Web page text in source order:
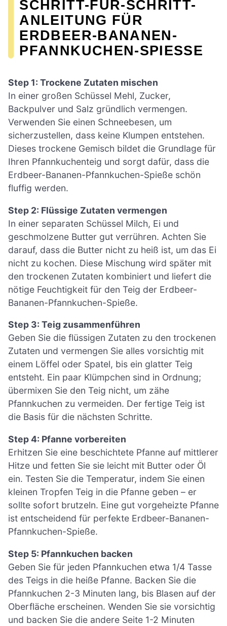
SCHRITT-FÜR-SCHRITT-
ANLEITUNG FÜR
ERDBEER-BANANEN-
PFANNKUCHEN-SPIESSE
Step 1: Trockene Zutaten mischen
In einer großen Schüssel Mehl, Zucker,
Backpulver und Salz gründlich vermengen.
Verwenden Sie einen Schneebesen, um
sicherzustellen, dass keine Klumpen entstehen.
Dieses trockene Gemisch bildet die Grundlage für
Ihren Pfannkuchenteig und sorgt dafür, dass die
Erdbeer-Bananen-Pfannkuchen-Spieße schön
fluffig werden.
Step 2: Flüssige Zutaten vermengen
In einer separaten Schüssel Milch, Ei und
geschmolzene Butter gut verrühren. Achten Sie
darauf, dass die Butter nicht zu heiß ist, um das Ei
nicht zu kochen. Diese Mischung wird später mit
den trockenen Zutaten kombiniert und liefert die
nötige Feuchtigkeit für den Teig der Erdbeer-
Bananen-Pfannkuchen-Spieße.
Step 3: Teig zusammenführen
Geben Sie die flüssigen Zutaten zu den trockenen
Zutaten und vermengen Sie alles vorsichtig mit
einem Löffel oder Spatel, bis ein glatter Teig
entsteht. Ein paar Klümpchen sind in Ordnung;
übermixen Sie den Teig nicht, um zähe
Pfannkuchen zu vermeiden. Der fertige Teig ist
die Basis für die nächsten Schritte.
Step 4: Pfanne vorbereiten
Erhitzen Sie eine beschichtete Pfanne auf mittlerer
Hitze und fetten Sie sie leicht mit Butter oder Öl
ein. Testen Sie die Temperatur, indem Sie einen
kleinen Tropfen Teig in die Pfanne geben – er
sollte sofort brutzeln. Eine gut vorgeheizte Pfanne
ist entscheidend für perfekte Erdbeer-Bananen-
Pfannkuchen-Spieße.
Step 5: Pfannkuchen backen
Geben Sie für jeden Pfannkuchen etwa 1/4 Tasse
des Teigs in die heiße Pfanne. Backen Sie die
Pfannkuchen 2-3 Minuten lang, bis Blasen auf der
Oberfläche erscheinen. Wenden Sie sie vorsichtig
und backen Sie die andere Seite 1-2 Minuten